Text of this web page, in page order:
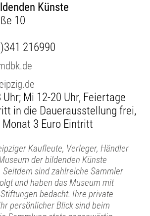
Künste
10
216990
Uhr; Mi 12-20 Uhr, Feiertage
in die Dauerausstellung frei,
3 Euro Eintritt
Kaufleute, Verleger, Händler
der bildenden Künste
sind zahlreiche Sammler
und haben das Museum mit
bedacht. Ihre private
persönlicher Blick sind beim